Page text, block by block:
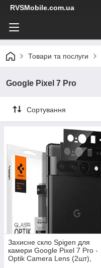
RVSMobile.com.ua
Товари та послуги
Google Pixel 7 Pro
Сортування
Захисне скло Spigen для
камери Google Pixel 7 Pro -
Optik Camera Lens (2шт),